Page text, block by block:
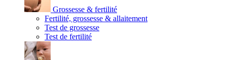
Grossesse & fertilité
Fertilité, grossesse & allaitement
Test de grossesse
Test de fertilité